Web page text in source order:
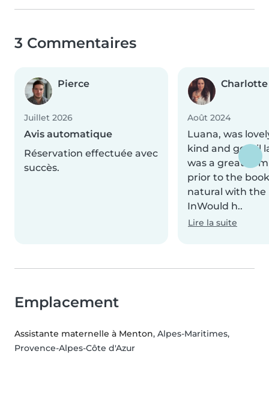
3 Commentaires
Pierce
Juillet 2026
Avis automatique
Réservation effectuée avec
succès.
Charlotte
Août 2024
Luana, was
kind and gentil
was a great
prior to the
natural with the
InWould h..
Lire la suite
Emplacement
Assistante maternelle à Menton, Alpes-Maritimes,
Provence-Alpes-Côte d'Azur